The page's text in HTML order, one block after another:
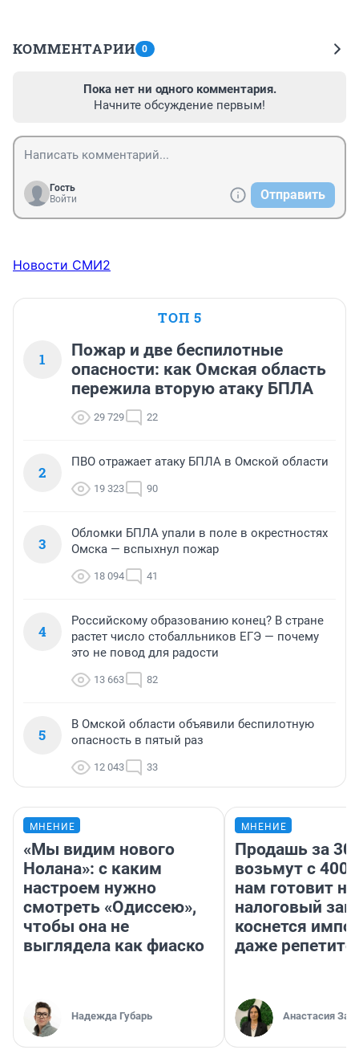
КОММЕНТАРИИ 0
Пока нет ни одного комментария.
Начните обсуждение первым!
Гость
Войти
Отправить
Новости СМИ2
ТОП 5
1
Пожар и две беспилотные
опасности: как Омская область
пережила вторую атаку БПЛА
29 729 22
2
ПВО отражает атаку БПЛА в Омской области
19 323 90
3
Обломки БПЛА упали в поле в окрестностях
Омска — вспыхнул пожар
18 094 41
4
Российскому образованию конец? В стране
растет число стобалльников ЕГЭ — почему
это не повод для радости
13 663 82
5
В Омской области объявили беспилотную
опасность в пятый раз
12 043 33
МНЕНИЕ
«Мы видим нового
Нолана»: с каким
настроем нужно
смотреть «Одиссею»,
чтобы она не
выглядела как фиаско
Надежда Губарь
МНЕНИЕ
Продашь за
возьмут с
нам готовит
налоговый
коснется
даже
Анастасия